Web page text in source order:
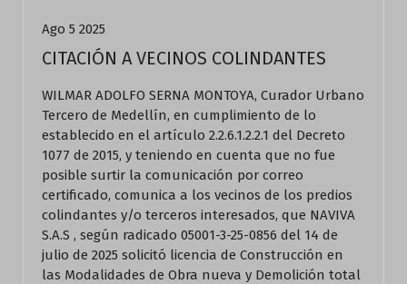
Ago 5 2025
CITACIÓN A VECINOS COLINDANTES
WILMAR ADOLFO SERNA MONTOYA, Curador Urbano
Tercero de Medellín, en cumplimiento de lo
establecido en el artículo 2.2.6.1.2.2.1 del Decreto
1077 de 2015, y teniendo en cuenta que no fue
posible surtir la comunicación por correo
certificado, comunica a los vecinos de los predios
colindantes y/o terceros interesados, que NAVIVA
S.A.S , según radicado 05001-3-25-0856 del 14 de
julio de 2025 solicitó licencia de Construcción en
las Modalidades de Obra nueva y Demolición total